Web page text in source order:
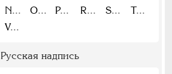
N
O P R S
T
V
Русская надпись